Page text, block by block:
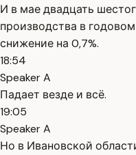
И в мае двадцать
производства в
снижение на 0,7%.
18:54
Speaker A
Падает везде и всё.
19:05
Speaker A
Но в Ивановской